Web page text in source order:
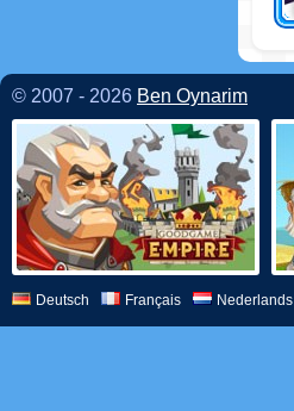
© 2007 - 2026 Ben Oynarim
Deutsch Français Nederlands